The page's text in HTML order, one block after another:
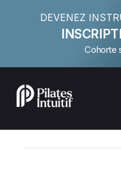
DEVENEZ
Cohorte